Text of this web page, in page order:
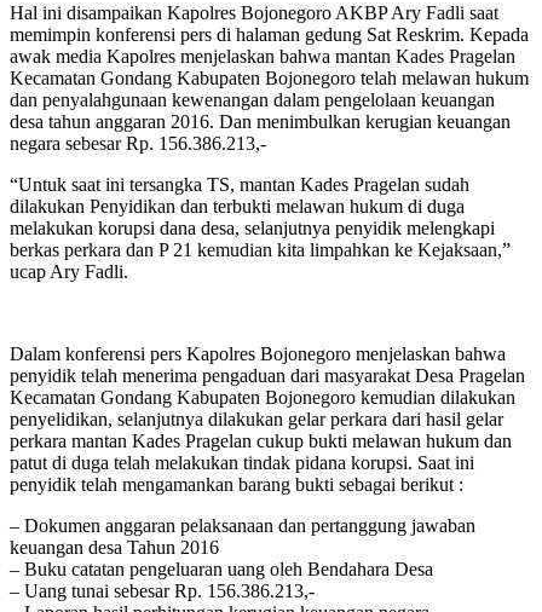
Hal ini disampaikan Kapolres Bojonegoro AKBP Ary Fadli saat
memimpin konferensi pers di halaman gedung Sat Reskrim. Kepada
awak media Kapolres menjelaskan bahwa mantan Kades Pragelan
Kecamatan Gondang Kabupaten Bojonegoro telah melawan hukum
dan penyalahgunaan kewenangan dalam pengelolaan keuangan
desa tahun anggaran 2016. Dan menimbulkan kerugian keuangan
negara sebesar Rp. 156.386.213,-
“Untuk saat ini tersangka TS, mantan Kades Pragelan sudah
dilakukan Penyidikan dan terbukti melawan hukum di duga
melakukan korupsi dana desa, selanjutnya penyidik melengkapi
berkas perkara dan P 21 kemudian kita limpahkan ke Kejaksaan,”
ucap Ary Fadli.
Dalam konferensi pers Kapolres Bojonegoro menjelaskan bahwa
penyidik telah menerima pengaduan dari masyarakat Desa Pragelan
Kecamatan Gondang Kabupaten Bojonegoro kemudian dilakukan
penyelidikan, selanjutnya dilakukan gelar perkara dari hasil gelar
perkara mantan Kades Pragelan cukup bukti melawan hukum dan
patut di duga telah melakukan tindak pidana korupsi. Saat ini
penyidik telah mengamankan barang bukti sebagai berikut :
– Dokumen anggaran pelaksanaan dan pertanggung jawaban
keuangan desa Tahun 2016
– Buku catatan pengeluaran uang oleh Bendahara Desa
– Uang tunai sebesar Rp. 156.386.213,-